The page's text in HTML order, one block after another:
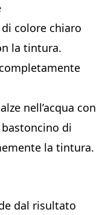
colore chiaro
la tintura.
nell’acqua con
di
la tintura.
dal risultato